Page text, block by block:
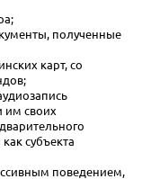
полученные
карт, со
им своих
субъекта
поведением,